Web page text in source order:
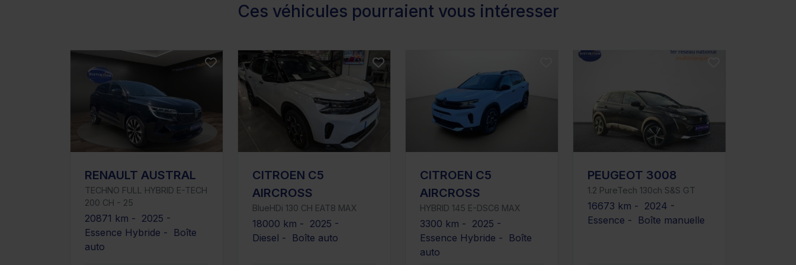
Ces véhicules pourraient vous intéresser
RENAULT AUSTRAL
TECHNO FULL HYBRID E-TECH
200 CH - 25
20871 km - 2025 -
Essence Hybride - Boîte
auto
CITROEN C5
AIRCROSS
BlueHDi 130 CH EAT8 MAX
18000 km - 2025 -
Diesel - Boîte auto
CITROEN C5
AIRCROSS
HYBRID 145 E-DSC6 MAX
3300 km - 2025 -
Essence Hybride - Boîte
auto
PEUGEOT 3008
1.2 PureTech 130ch S&S GT
16673 km - 2024 -
Essence - Boîte manuelle